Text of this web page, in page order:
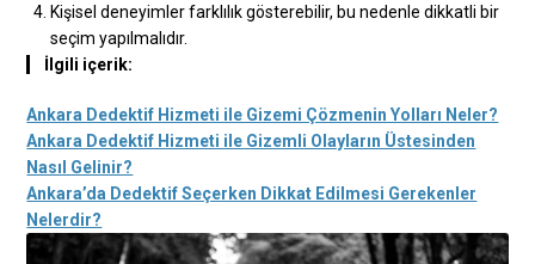
Kişisel deneyimler farklılık gösterebilir, bu nedenle dikkatli bir
seçim yapılmalıdır.
İlgili içerik:
Ankara Dedektif Hizmeti ile Gizemi Çözmenin Yolları Neler?
Ankara Dedektif Hizmeti ile Gizemli Olayların Üstesinden
Nasıl Gelinir?
Ankara’da Dedektif Seçerken Dikkat Edilmesi Gerekenler
Nelerdir?